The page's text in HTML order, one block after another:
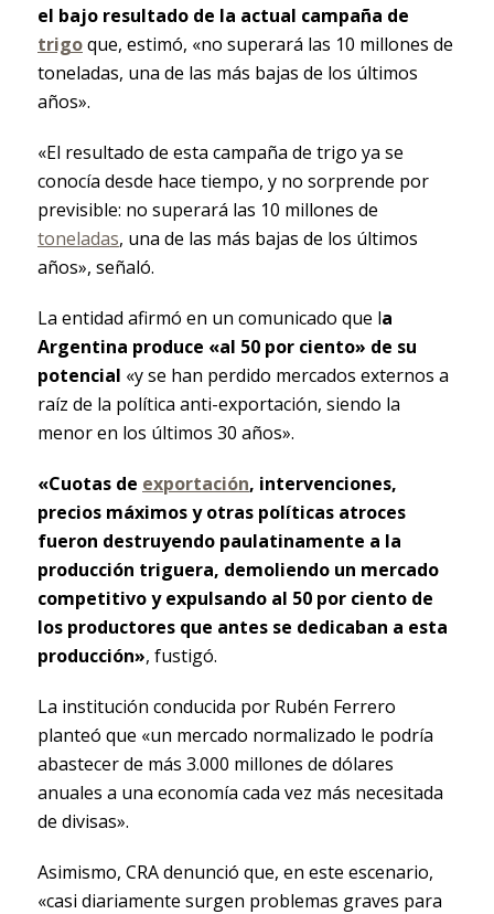
el bajo resultado de la actual campaña de
trigoque, estimó, «no superará las 10 millones de
toneladas, una de las más bajas de los últimos
años».
«El resultado de esta campaña de trigo ya se
conocía desde hace tiempo, y no sorprende por
previsible: no superará las 10 millones de
toneladas, una de las más bajas de los últimos
años», señaló.
La entidad afirmó en un comunicado que la
Argentina produce «al 50 por ciento» de su
potencial «y se han perdido mercados externos a
raíz de la política anti-exportación, siendo la
menor en los últimos 30 años».
«Cuotas de exportación, intervenciones,
precios máximos y otras políticas atroces
fueron destruyendo paulatinamente a la
producción triguera, demoliendo un mercado
competitivo y expulsando al 50 por ciento de
los productores que antes se dedicaban a esta
producción», fustigó.
La institución conducida por Rubén Ferrero
planteó que «un mercado normalizado le podría
abastecer de más 3.000 millones de dólares
anuales a una economía cada vez más necesitada
de divisas».
Asimismo, CRA denunció que, en este escenario,
«casi diariamente surgen problemas graves para